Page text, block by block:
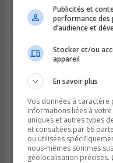
Publié le 6 août 2026 à
Des jeunes
le Défi écrou de
Publicités et
performance des
d’audience et
Stocker et/ou
appareil
En savoir plus
Vos données à
informations liées à
uniques et autres types
et consultées par 66
ou utilisées
nous-mêmes sommes
géolocalisation précises.